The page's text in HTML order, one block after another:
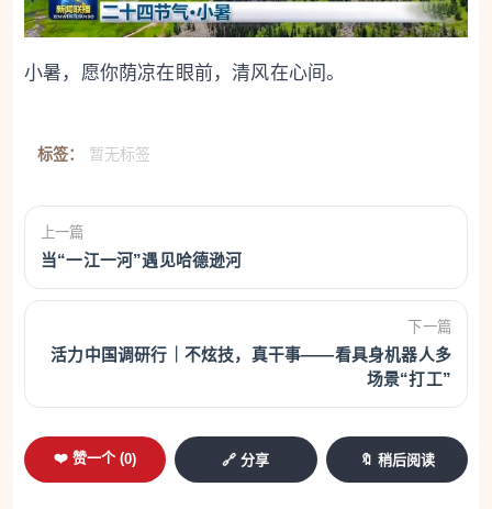
小暑，愿你荫凉在眼前，清风在心间。
标签： 暂无标签
上一篇
当“一江一河”遇见哈德逊河
下一篇
活力中国调研行｜不炫技，真干事——看具身机器人多
场景“打工”
❤️ 赞一个 (0) 🔗 分享 🔖 稍后阅读